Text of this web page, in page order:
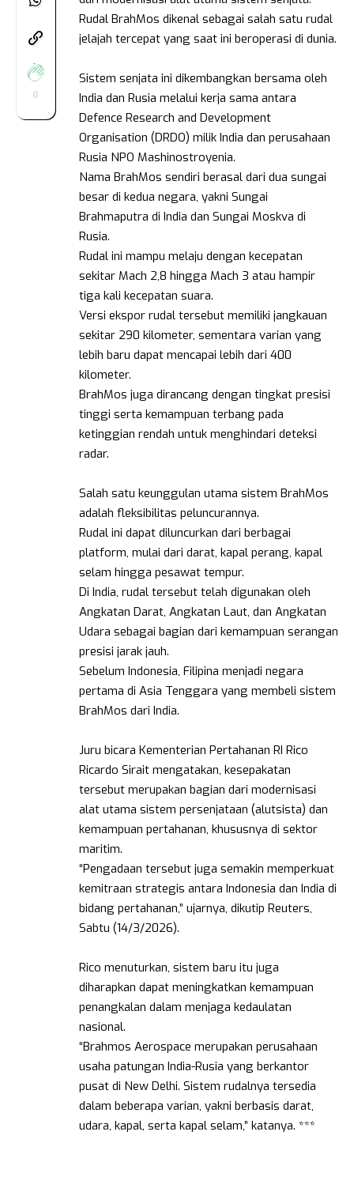
0
Rudal BrahMos dikenal sebagai salah satu rudal
jelajah tercepat yang saat ini beroperasi di dunia.
Sistem senjata ini dikembangkan bersama oleh
India dan Rusia melalui kerja sama antara
Defence Research and Development
Organisation (DRDO) milik India dan perusahaan
Rusia NPO Mashinostroyenia.
Nama BrahMos sendiri berasal dari dua sungai
besar di kedua negara, yakni Sungai
Brahmaputra di India dan Sungai Moskva di
Rusia.
Rudal ini mampu melaju dengan kecepatan
sekitar Mach 2,8 hingga Mach 3 atau hampir
tiga kali kecepatan suara.
Versi ekspor rudal tersebut memiliki jangkauan
sekitar 290 kilometer, sementara varian yang
lebih baru dapat mencapai lebih dari 400
kilometer.
BrahMos juga dirancang dengan tingkat presisi
tinggi serta kemampuan terbang pada
ketinggian rendah untuk menghindari deteksi
radar.
Salah satu keunggulan utama sistem BrahMos
adalah fleksibilitas peluncurannya.
Rudal ini dapat diluncurkan dari berbagai
platform, mulai dari darat, kapal perang, kapal
selam hingga pesawat tempur.
Di India, rudal tersebut telah digunakan oleh
Angkatan Darat, Angkatan Laut, dan Angkatan
Udara sebagai bagian dari kemampuan serangan
presisi jarak jauh.
Sebelum Indonesia, Filipina menjadi negara
pertama di Asia Tenggara yang membeli sistem
BrahMos dari India.
Juru bicara Kementerian Pertahanan RI Rico
Ricardo Sirait mengatakan, kesepakatan
tersebut merupakan bagian dari modernisasi
alat utama sistem persenjataan (alutsista) dan
kemampuan pertahanan, khususnya di sektor
maritim.
“Pengadaan tersebut juga semakin memperkuat
kemitraan strategis antara Indonesia dan India di
bidang pertahanan,” ujarnya, dikutip Reuters,
Sabtu (14/3/2026).
Rico menuturkan, sistem baru itu juga
diharapkan dapat meningkatkan kemampuan
penangkalan dalam menjaga kedaulatan
nasional.
“Brahmos Aerospace merupakan perusahaan
usaha patungan India-Rusia yang berkantor
pusat di New Delhi. Sistem rudalnya tersedia
dalam beberapa varian, yakni berbasis darat,
udara, kapal, serta kapal selam,” katanya. ***